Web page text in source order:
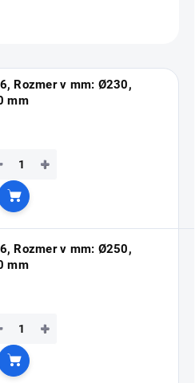
Rozmer v mm: Ø230,
mm
+
Do košíka
Rozmer v mm: Ø250,
mm
+
Do košíka